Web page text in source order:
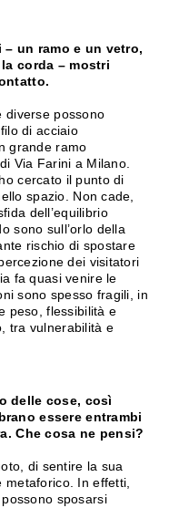
un ramo e un vetro,
corda – mostri
diverse possono
di acciaio
grande ramo
Via Farini a Milano.
cercato il punto di
spazio. Non cade,
dell’equilibrio
sono sull’orlo della
rischio di spostare
dei visitatori
fa quasi venire le
sono spesso fragili, in
peso, flessibilità e
tra vulnerabilità e
delle cose, così
essere entrambi
Che cosa ne pensi?
di sentire la sua
In effetti,
sposarsi